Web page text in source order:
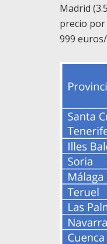
Madrid
precio por
999